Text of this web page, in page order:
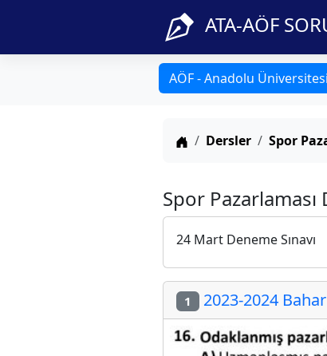
ATA-AÖF
AÖF - Anadolu Üniversitesi
Anasayfa
Dersler Spor
Spor Pazarlaması
24 Mart Deneme Sınavı
1 2023-2024 Bahar